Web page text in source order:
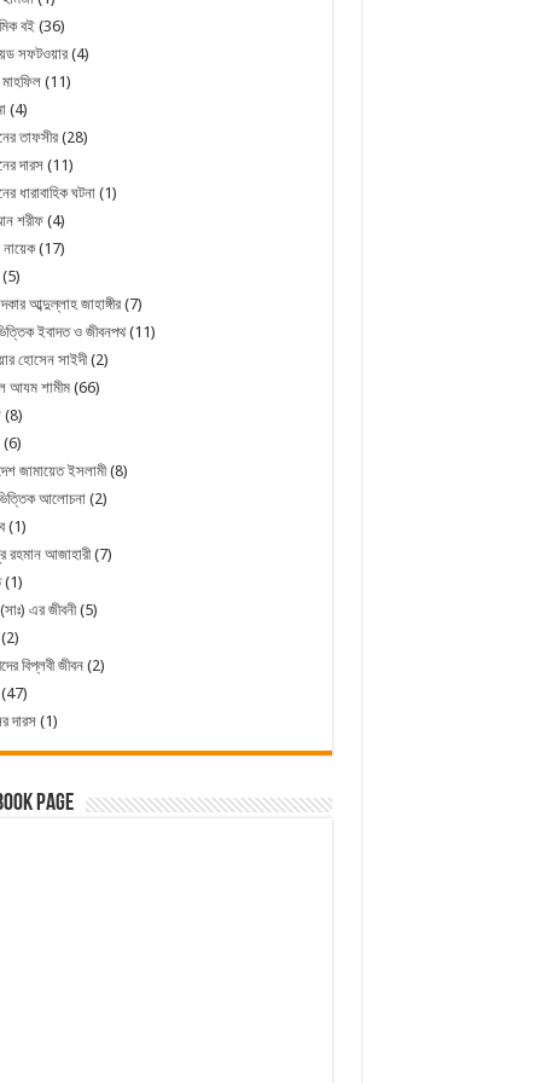
বই(36)
সফটওয়ার(4)
(11)
(4)
তাফসীর(28)
দারস(11)
ধারাবাহিক ঘটনা(1)
শরীফ(4)
নায়েক(17)
আব্দুল্লাহ জাহাঙ্গীর(7)
ইবাদত ও জীবনপথ(11)
হোসেন সাইদী(2)
আযম শামীম(66)
(8)
(6)
জামায়েত ইসলামী(8)
আলোচনা(2)
(1)
রহমান আজাহারী(7)
(1)
এর জীবনী(5)
বিপ্লবী জীবন(2)
দারস(1)
Page